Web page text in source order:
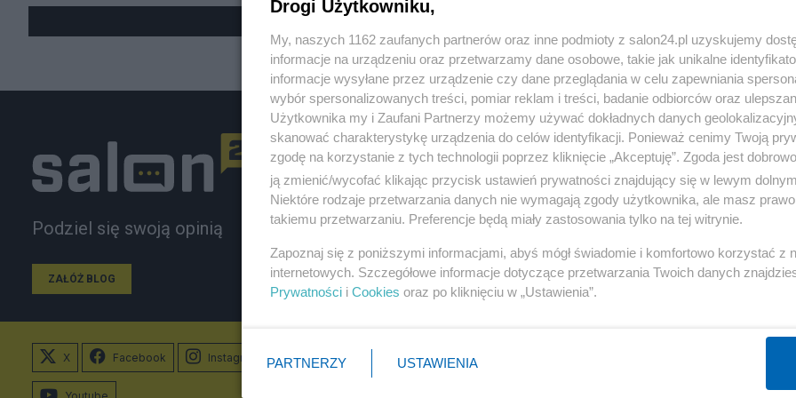
Podziel się swoją opinią
ZAŁÓŻ BLOG
Polityka
Rosja
PiS
Prezydent
NATO
Gospodarka
Biznes
Pieniądze
Centralny Port Komunikacyjny
Inwestycje
Podatki
X Facebook Instagram
Youtube
Drogi Użytkowniku,
My, naszych 1162 zaufanych partnerów oraz inne podmioty z salon24.pl uzyskujemy
informacje na urządzeniu oraz przetwarzamy dane osobowe, takie jak unikalne
informacje wysyłane przez urządzenie czy dane przeglądania w celu zapewniania
wybór spersonalizowanych treści, pomiar reklam i treści, badanie odbiorców oraz
Użytkownika my i Zaufani Partnerzy możemy używać dokładnych danych
skanować charakterystykę urządzenia do celów identyfikacji. Ponieważ cenimy Twoją
zgodę na korzystanie z tych technologii poprzez kliknięcie „Akceptuję”. Zgoda jest
ją zmienić/wycofać klikając przycisk ustawień prywatności znajdujący się w lewym
Niektóre rodzaje przetwarzania danych nie wymagają zgody użytkownika, ale masz
takiemu przetwarzaniu. Preferencje będą miały zastosowania tylko na tej witrynie.
Zapoznaj się z poniższymi informacjami, abyś mógł świadomie i komfortowo korzystać z
internetowych. Szczegółowe informacje dotyczące przetwarzania Twoich danych
Prywatności i Cookies oraz po kliknięciu w „Ustawienia”.
PARTNERZY USTAWIENIA